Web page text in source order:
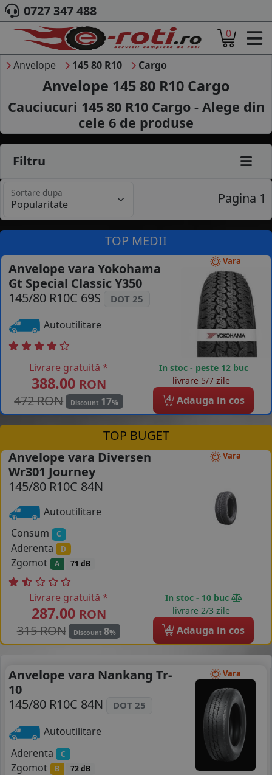
ACASA
DESPRE NOI
ANVELOPE
AUTO
CAMION
MOTO
AGROINDUSTRIALE
MARCA AUTO
B2B - COLABORARE COMPANII
CONTACT
COS (0 PRODUSE
0727 347 488
0
Anvelope 145 80 R10 Cargo
Anvelope 145 80 R10 Cargo
Cauciucuri 145 80 R10 Cargo - Alege din
cele 6 de produse
Filtru
Sortare dupa Pagina 1
TOP MEDII
Vara
Anvelope vara Yokohama
Gt Special Classic Y350
145/80 R10C 69S
DOT 25
Autoutilitare
Livrare gratuită *
388.00 RON
472 RON
Discount 17%
In stoc - peste 12 buc
livrare 5/7 zile
4 Adauga in cos
TOP BUGET
Vara
Anvelope vara Diversen
Wr301 Journey
145/80 R10C 84N
Autoutilitare
Consum
C
Aderenta D
Zgomot A 71 dB
Livrare gratuită *
287.00 RON
315 RON
Discount 8%
In stoc - 10 buc
livrare 2/3 zile
4 Adauga in cos
Vara
Anvelope vara Nankang Tr-
10
145/80 R10C 84N
DOT 25
Autoutilitare
Aderenta
C
Zgomot B 72 dB